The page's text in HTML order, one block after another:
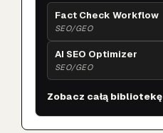
Fact Check Workflow
SEO/GEO
AI SEO Optimizer
SEO/GEO
Zobacz całą bibliotekę